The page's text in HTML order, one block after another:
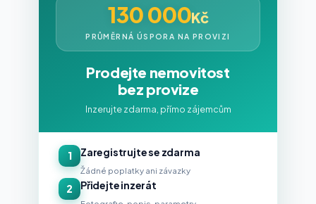
130 000Kč
PRŮMĚRNÁ ÚSPORA NA PROVIZI
Prodejte nemovitost
bez provize
Inzerujte zdarma, přímo zájemcům
1 Zaregistrujte se zdarma
Žádné poplatky ani závazky
2 Přidejte inzerát